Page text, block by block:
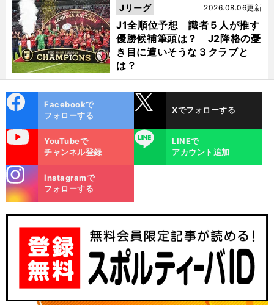
J1全順位予想 識者５人が推す
優勝候補筆頭は？ J2降格の憂
き目に遭いそうな３クラブと
は？
2026.08.06更新
Jリーグ
ok
Facebookで
フォローする
Xでフォローする
YouTubeで
チャンネル登録
LINE
LINEで
アカウント追加
m
Instagramで
フォローする